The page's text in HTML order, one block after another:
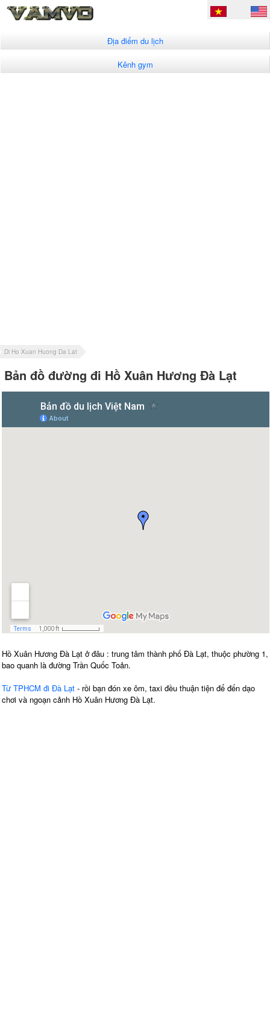
Địa điểm du lịch
Kênh gym
Di Ho Xuan Huong Da Lat
Bản đồ đường đi Hồ Xuân Hương Đà Lạt
Hồ Xuân Hương Đà Lạt ở đâu : trung tâm thành phố Đà Lạt, thuộc phường 1,
bao quanh là đường Trần Quốc Toản.
Từ TPHCM đi Đà Lạt - rồi bạn đón xe ôm, taxi đều thuận tiện để đến dạo
chơi và ngoạn cảnh Hồ Xuân Hương Đà Lạt.